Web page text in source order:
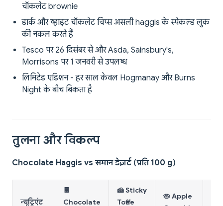
चॉकलेट brownie
डार्क और व्हाइट चॉकलेट चिप्स असली haggis के स्पेकल्ड लुक
की नकल करते हैं
Tesco पर 26 दिसंबर से और Asda, Sainsbury's,
Morrisons पर 1 जनवरी से उपलब्ध
लिमिटेड एडिशन - हर साल केवल Hogmanay और Burns
Night के बीच बिकता है
तुलना और विकल्प
Chocolate Haggis vs समान डेज़र्ट (प्रति 100 g)
न्यूट्रिएंट
🍫
Chocolate
🍰 Sticky
Toffee
🥧 Apple